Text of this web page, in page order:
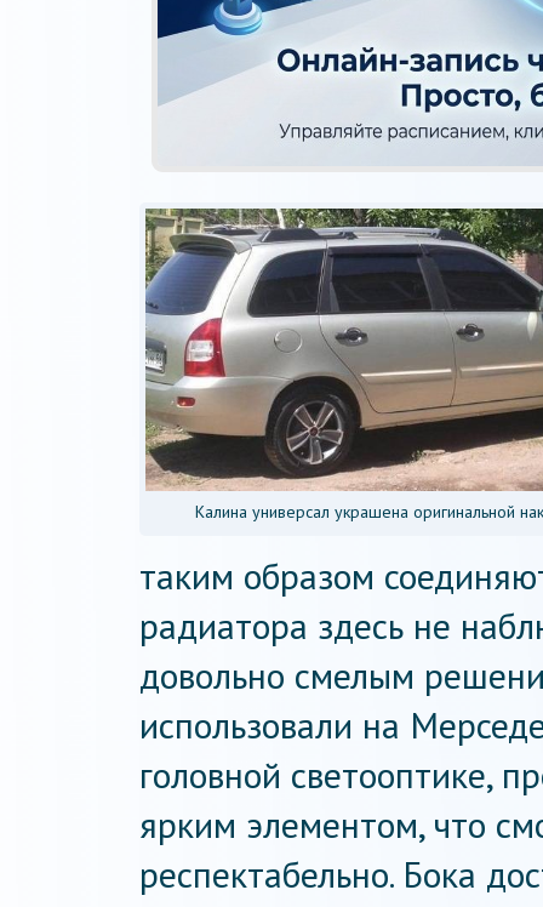
Калина универсал украшена оригинальной
таким образом
радиатора здесь не
довольно смелым
использовали на
головной светооптике,
ярким элементом, что
респектабельно. Бока